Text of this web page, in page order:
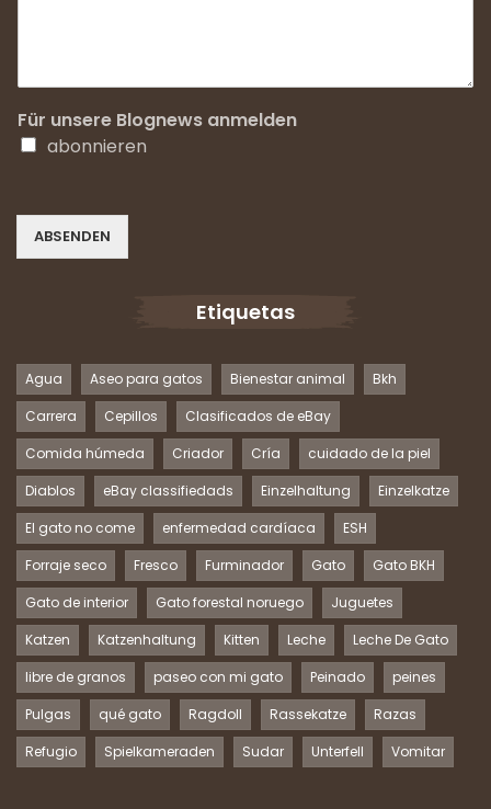
Für unsere Blognews anmelden
abonnieren
ABSENDEN
Etiquetas
Agua Aseo para gatos Bienestar animal
Bkh
Carrera
Cepillos
Clasificados de eBay
Comida húmeda
Criador Cría
cuidado de la piel
Diablos
eBay classifiedads Einzelhaltung
Einzelkatze
El gato no come
enfermedad cardíaca
ESH
Forraje seco
Fresco Furminador Gato
Gato BKH
Gato de interior
Gato forestal noruego
Juguetes
Katzen
Katzenhaltung Kitten Leche
Leche De Gato
libre de granos
paseo con mi gato Peinado
peines
Pulgas
qué gato Ragdoll Rassekatze
Razas
Refugio
Spielkameraden Sudar Unterfell Vomitar